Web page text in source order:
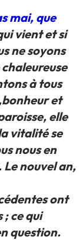
mai, que
vient et si
ne soyons
à tous
et
elle
vitalité se
nous en
Le nouvel an,
ont
ce qui
question.